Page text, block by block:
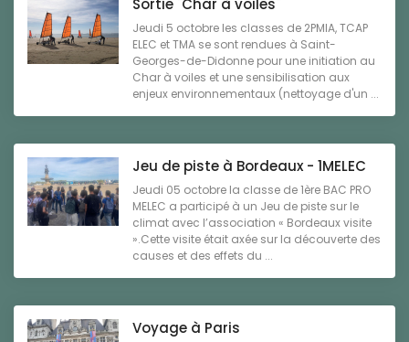
Jeudi 5 octobre les classes de 2PMIA, TCAP
ELEC et TMA se sont rendues à Saint-
Georges-de-Didonne pour une initiation au
Char à voiles et une sensibilisation aux
enjeux environnementaux (nettoyage d'un ...
Jeu de piste à Bordeaux - 1MELEC
Jeudi 05 octobre la classe de 1ère BAC PRO
MELEC a participé à un Jeu de piste sur le
climat avec l’association « Bordeaux visite
».Cette visite était axée sur la découverte des
causes et des effets du ...
Voyage à Paris